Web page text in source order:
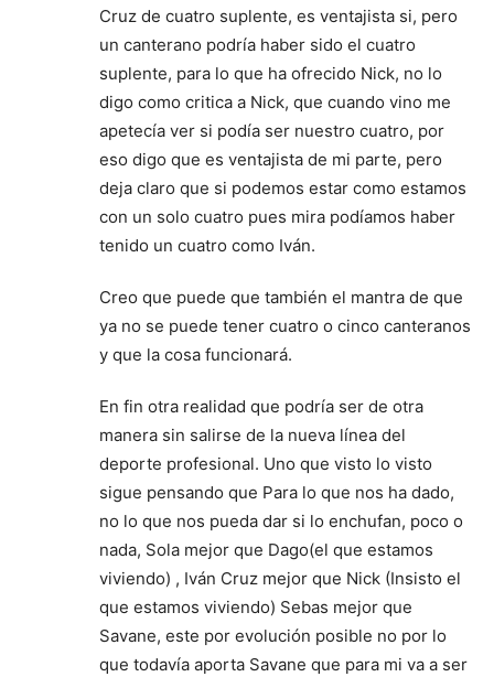
Cruz de cuatro suplente, es ventajista si, pero
un canterano podría haber sido el cuatro
suplente, para lo que ha ofrecido Nick, no lo
digo como critica a Nick, que cuando vino me
apetecía ver si podía ser nuestro cuatro, por
eso digo que es ventajista de mi parte, pero
deja claro que si podemos estar como estamos
con un solo cuatro pues mira podíamos haber
tenido un cuatro como Iván.
Creo que puede que también el mantra de que
ya no se puede tener cuatro o cinco canteranos
y que la cosa funcionará.
En fin otra realidad que podría ser de otra
manera sin salirse de la nueva línea del
deporte profesional. Uno que visto lo visto
sigue pensando que Para lo que nos ha dado,
no lo que nos pueda dar si lo enchufan, poco o
nada, Sola mejor que Dago(el que estamos
viviendo) , Iván Cruz mejor que Nick (Insisto el
que estamos viviendo) Sebas mejor que
Savane, este por evolución posible no por lo
que todavía aporta Savane que para mi va a ser